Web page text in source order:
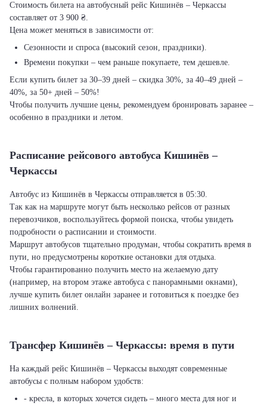
Стоимость билета на автобусный рейс Кишинёв – Черкассы
составляет от 3 900 ₴.
Цена может меняться в зависимости от:
Сезонности и спроса (высокий сезон, праздники).
Времени покупки – чем раньше покупаете, тем дешевле.
Если купить билет за 30–39 дней – скидка 30%, за 40–49 дней –
40%, за 50+ дней – 50%!
Чтобы получить лучшие цены, рекомендуем бронировать заранее –
особенно в праздники и летом.
Расписание рейсового автобуса Кишинёв –
Черкассы
Автобус из Кишинёв в Черкассы отправляется в 05:30.
Так как на маршруте могут быть несколько рейсов от разных
перевозчиков, воспользуйтесь формой поиска, чтобы увидеть
подробности о расписании и стоимости.
Маршрут автобусов тщательно продуман, чтобы сократить время в
пути, но предусмотрены короткие остановки для отдыха.
Чтобы гарантированно получить место на желаемую дату
(например, на втором этаже автобуса с панорамными окнами),
лучше купить билет онлайн заранее и готовиться к поездке без
лишних волнений.
Трансфер Кишинёв – Черкассы: время в пути
На каждый рейс Кишинёв – Черкассы выходят современные
автобусы с полным набором удобств:
- кресла, в которых хочется сидеть – много места для ног и